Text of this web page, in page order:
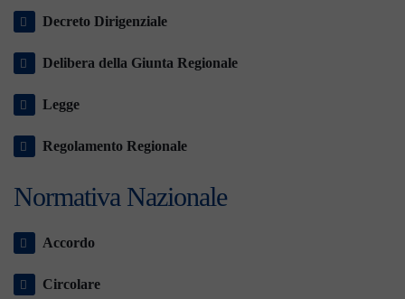
Decreto Dirigenziale
Delibera della Giunta Regionale
Legge
Regolamento Regionale
Normativa Nazionale
Accordo
Circolare